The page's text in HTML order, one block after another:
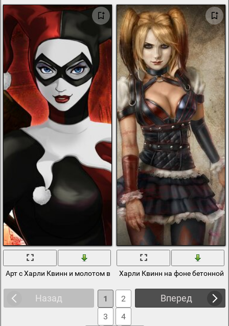
Арт с Харли Квинн и молотом в красном цветеХарли Квинн на фоне бетонной
Назад Вперед
1
2
3
4